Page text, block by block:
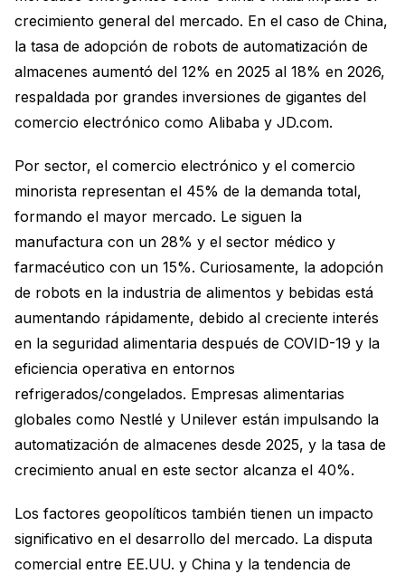
crecimiento general del mercado. En el caso de China,
la tasa de adopción de robots de automatización de
almacenes aumentó del 12% en 2025 al 18% en 2026,
respaldada por grandes inversiones de gigantes del
comercio electrónico como Alibaba y JD.com.
Por sector, el comercio electrónico y el comercio
minorista representan el 45% de la demanda total,
formando el mayor mercado. Le siguen la
manufactura con un 28% y el sector médico y
farmacéutico con un 15%. Curiosamente, la adopción
de robots en la industria de alimentos y bebidas está
aumentando rápidamente, debido al creciente interés
en la seguridad alimentaria después de COVID-19 y la
eficiencia operativa en entornos
refrigerados/congelados. Empresas alimentarias
globales como Nestlé y Unilever están impulsando la
automatización de almacenes desde 2025, y la tasa de
crecimiento anual en este sector alcanza el 40%.
Los factores geopolíticos también tienen un impacto
significativo en el desarrollo del mercado. La disputa
comercial entre EE.UU. y China y la tendencia de